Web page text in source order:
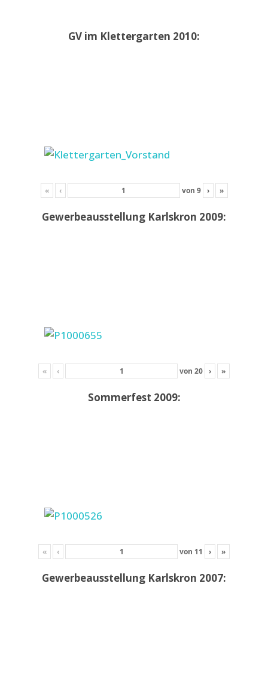
GV im Klettergarten 2010:
« ‹ von 9 › »
Gewerbeausstellung Karlskron 2009:
« ‹ von 20 › »
Sommerfest 2009:
« ‹ von 11 › »
Gewerbeausstellung Karlskron 2007: